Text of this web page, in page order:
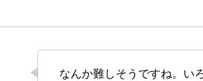
なんか難しそうですね。い